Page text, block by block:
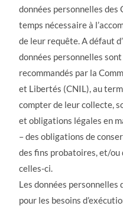
données personnelles
temps nécessaire à
de leur requête. A défaut
données personnelles
recommandés par la
et Libertés (CNIL), au
compter de leur collecte,
et obligations légales en
– des obligations de
des fins probatoires, et/ou
celles-ci.
Les données
pour les besoins